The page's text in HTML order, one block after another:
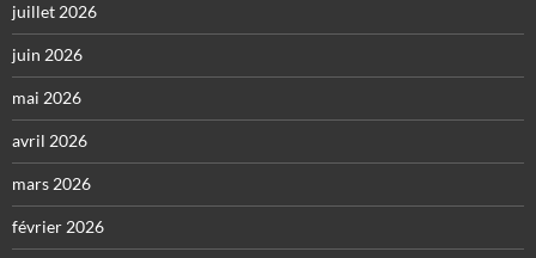
juillet 2026
juin 2026
mai 2026
avril 2026
mars 2026
février 2026